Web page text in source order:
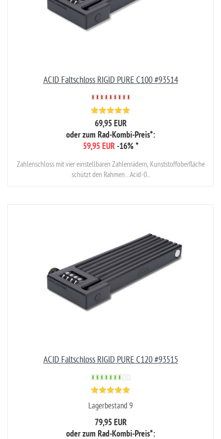
ACID Faltschloss RIGID PURE C100 #93514
69,95 EUR
oder zum Rad-Kombi-Preis*:
59,95 EUR -16%*
Zahlenschloss mit vier einstellbaren Zahlenrädern, Kunststoffoberfläche
schützt den Rahmen…Acid-0...
ACID Faltschloss RIGID PURE C120 #93515
Lagerbestand 9
79,95 EUR
oder zum Rad-Kombi-Preis*: